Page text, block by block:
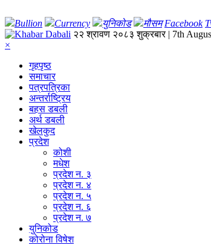
Bullion Currency युनिकोड मौसम Facebook
२२ श्रावण २०८३ शुक्रबार | 7th
×
गृहपृष्‍ठ
समाचार
पत्रपत्रिका
अन्तर्राष्ट्रिय
बहस डबली
अर्थ डबली
खेलकुद
प्रदेश
कोशी
मधेश
प्रदेश न. ३
प्रदेश न. ४
प्रदेश न. ५
प्रदेश न. ६
प्रदेश न. ७
युनिकोड
कोरोना विषेश